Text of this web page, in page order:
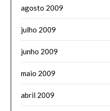
agosto 2009
julho 2009
junho 2009
maio 2009
abril 2009